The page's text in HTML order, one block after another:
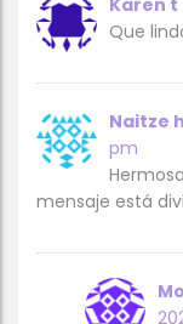
Que
Naitze
pm
mensaje está